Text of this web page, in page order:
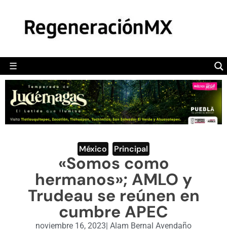
☰
POLÍTICA
CAMALEÓN
OPINIÓN
DEPORTES
ENGLISH SECTION
VIDEOS
México Principal
«Somos como
hermanos»; AMLO y
Trudeau se reúnen en
cumbre APEC
noviembre 16, 2023| Alam Bernal Avendaño